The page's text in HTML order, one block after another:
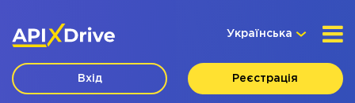
Українська
Вхід Реєстрація